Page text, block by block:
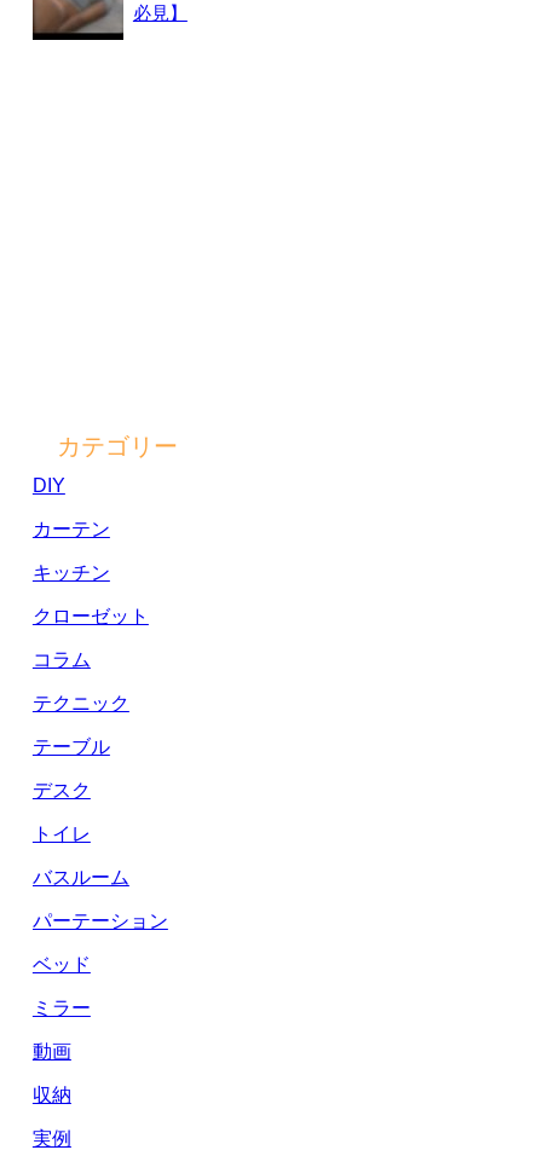
必見】
カテゴリー
DIY
カーテン
キッチン
クローゼット
コラム
テクニック
テーブル
デスク
トイレ
バスルーム
パーテーション
ベッド
ミラー
動画
収納
実例